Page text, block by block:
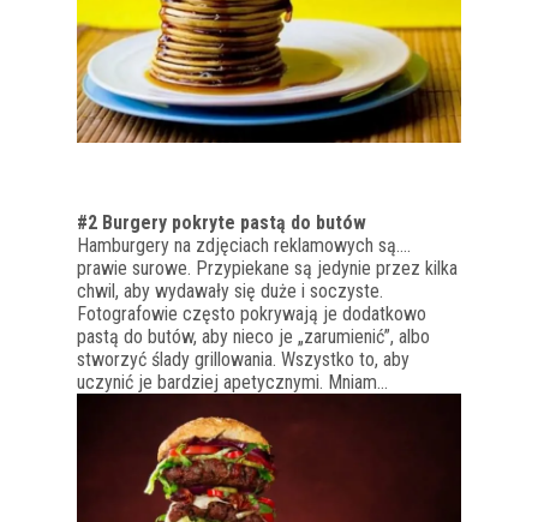
#2 Burgery pokryte pastą do butów
Hamburgery na zdjęciach reklamowych są….
prawie surowe. Przypiekane są jedynie przez kilka
chwil, aby wydawały się duże i soczyste.
Fotografowie często pokrywają je dodatkowo
pastą do butów, aby nieco je „zarumienić”, albo
stworzyć ślady grillowania. Wszystko to, aby
uczynić je bardziej apetycznymi. Mniam…